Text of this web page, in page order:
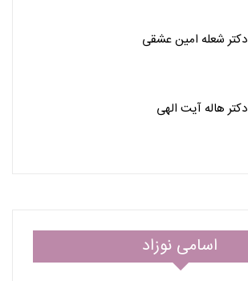
دکتر شعله امین عشقی
دکتر هاله آیت الهی
اسامی نوزاد